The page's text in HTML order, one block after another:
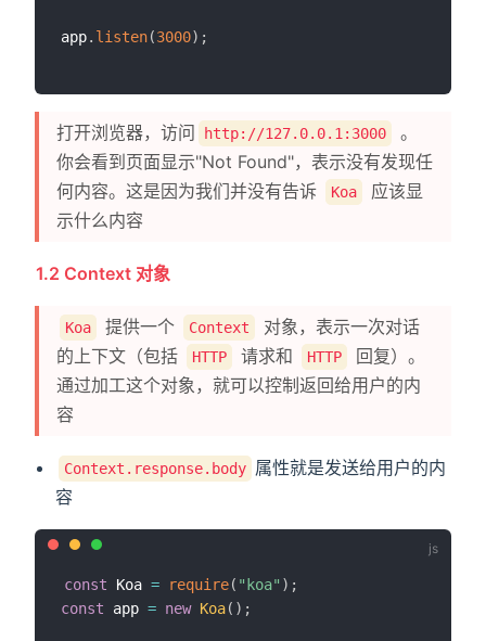
app. listen(3000) ;
打开浏览器，访问 http://127.0.0.1:3000
。
你会看到页面显示"Not Found"，表示没有发现任
何内容。这是因为我们并没有告诉
Koa
应该显
示什么内容
1.2 Context 对象
Koa 提供一个 Context
对象，表示一次对话
的上下文（包括
HTTP 请求和 HTTP
回复）。
通过加工这个对象，就可以控制返回给用户的内
容
Context.response.body 属性就是发送给用户的内
容
const Koa = require( "koa" ) ;
const app = new Koa( ) ;